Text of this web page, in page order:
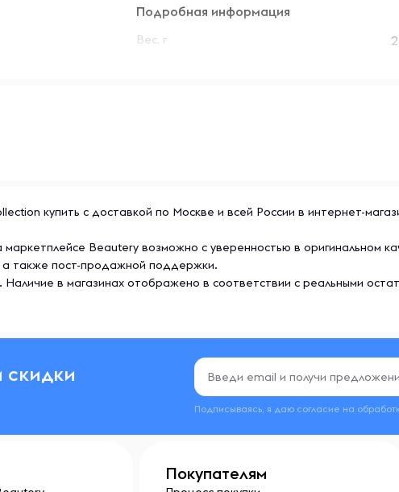
Подробная информация
Вес, г
купить с доставкой по Москве и всей России в интернет-
маркетплейсе Beautery возможно с уверенностью в оригинальном
а также пост-продажной поддержки.
в магазинах отображено в соответствии с реальными
скидки
Подписываясь, я даю согласие на
Покупателям